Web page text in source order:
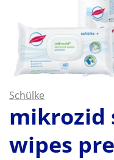
Schülke
mikrozid
wipes